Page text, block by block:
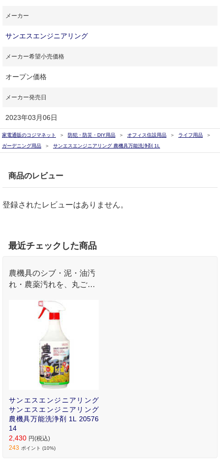
メーカー
サンエスエンジニアリング
メーカー希望小売価格
オープン価格
メーカー発売日
2023年03月06日
家電通販のコジマネット 防犯・防災・DIY用品 オフィス住設用品
ライフ用品
ガーデニング用品
サンエスエンジニアリング 農機具万能洗浄剤 1L
商品のレビュー
登録されたレビューはありません。
最近チェックした商品
農機具のシブ・泥・油汚
れ・農薬汚れを、丸ごと
サンエスエンジニアリング
サンエスエンジニアリング
農機具万能洗浄剤 1L 20576
14
2,430 円(税込)
243 ポイント (10%)